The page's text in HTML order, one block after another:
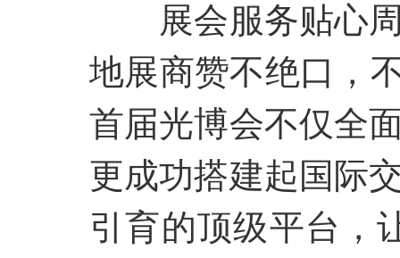
展会服务贴心
地展商赞不绝口，
首届光博会不仅全
更成功搭建起国际
引育的顶级平台，